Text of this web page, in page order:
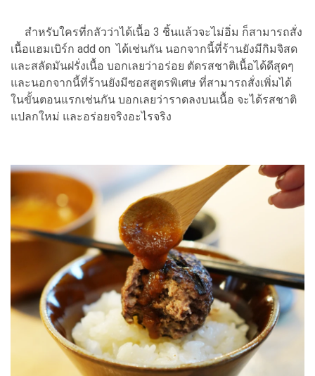
สำหรับใครที่กลัวว่าได้เนื้อ 3 ชิ้นแล้วจะไม่อิ่ม ก็สามารถสั่ง
เนื้อแฮมเบิร์ก add on ได้เช่นกัน นอกจากนี้ที่ร้านยังมีกิมจิสด
และสลัดมันฝรั่งเนื้อ บอกเลยว่าอร่อย ตัดรสชาติเนื้อได้ดีสุดๆ
และนอกจากนี้ที่ร้านยังมีซอสสูตรพิเศษ ที่สามารถสั่งเพิ่มได้
ในขั้นตอนแรกเช่นกัน บอกเลยว่าราดลงบนเนื้อ จะได้รสชาติ
แปลกใหม่ และอร่อยจริงอะไรจริง